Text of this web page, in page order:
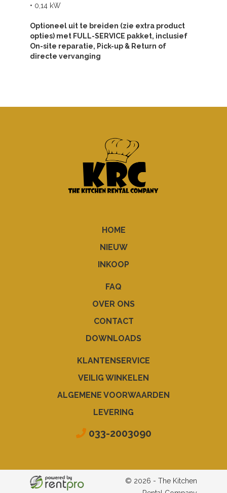
• 0,14 kW
Optioneel uit te breiden (zie extra product
opties) met FULL-SERVICE pakket, inclusief
On-site reparatie, Pick-up & Return of
directe vervanging
HOME
NIEUW
INKOOP
FAQ
OVER ONS
CONTACT
DOWNLOADS
KLANTENSERVICE
VEILIG WINKELEN
ALGEMENE VOORWAARDEN
LEVERING
033-2003090
© 2026 - The Kitchen